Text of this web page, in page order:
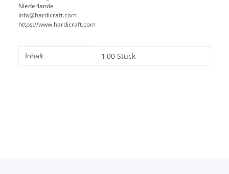
Niederlande
info@hardicraft.com
https://www.hardicraft.com
Produkteigenschaft
Wert
Inhalt: 1,00 Stück